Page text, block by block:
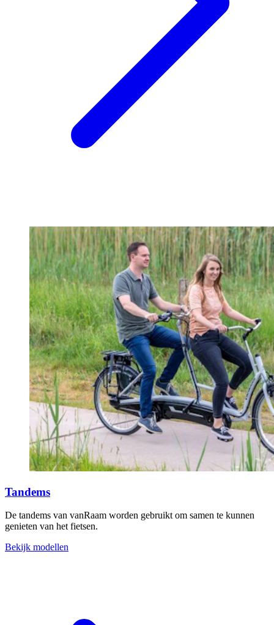
Tandems
De tandems van vanRaam worden gebruikt om samen te kunnen
genieten van het fietsen.
Bekijk modellen